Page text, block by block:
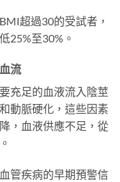
超過30的受試者，
25%至30%。
流
充足的血液流入陰莖
動脈硬化，這些因素
，血液供應不足，從
管疾病的早期預警信